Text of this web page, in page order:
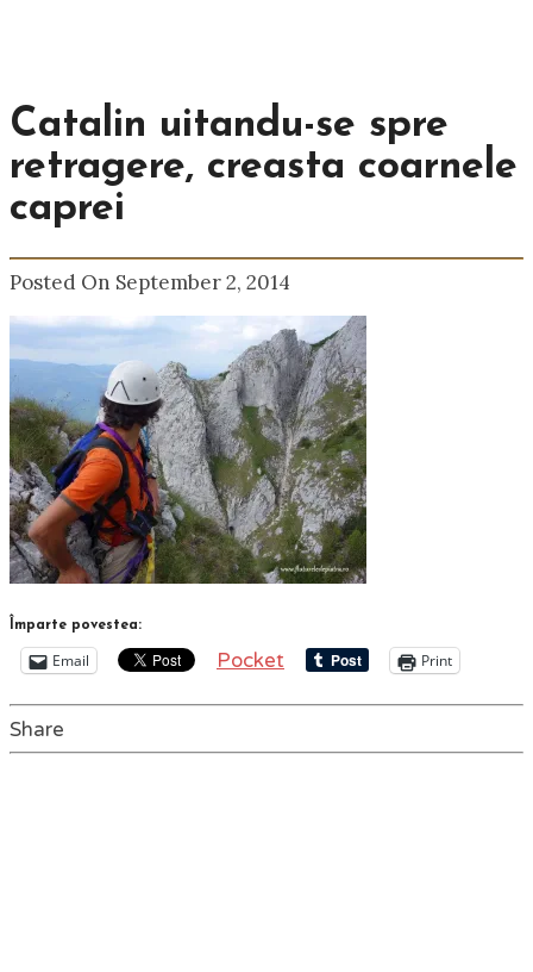
Catalin uitandu-se spre
retragere, creasta coarnele
caprei
Posted On September 2, 2014
Împarte povestea:
Email Pocket Print
Share